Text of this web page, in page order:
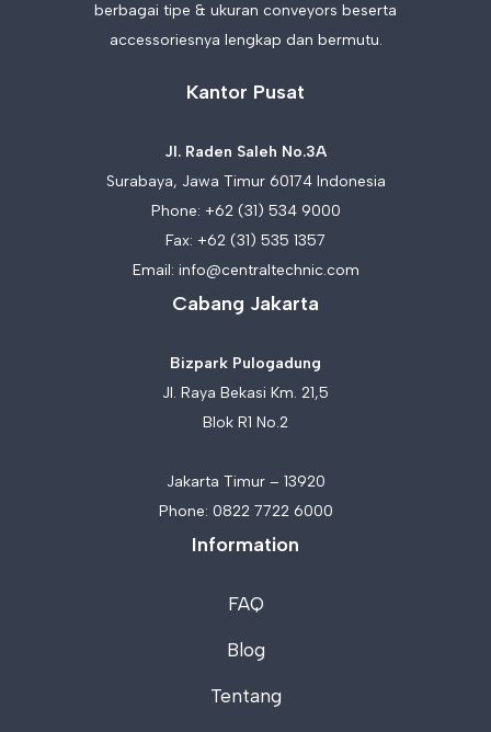
berbagai tipe & ukuran conveyors beserta
accessoriesnya lengkap dan bermutu.
Kantor Pusat
Jl. Raden Saleh No.3A
Surabaya, Jawa Timur 60174 Indonesia
Phone: +62 (31) 534 9000
Fax: +62 (31) 535 1357
Email: info@centraltechnic.com
Cabang Jakarta
Bizpark Pulogadung
Jl. Raya Bekasi Km. 21,5
Blok R1 No.2
Jakarta Timur – 13920
Phone: 0822 7722 6000
Information
FAQ
Blog
Tentang